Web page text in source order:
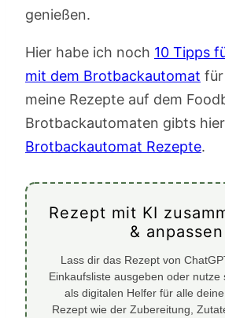
genießen.
Hier habe ich noch 10 Tipps
mit dem Brotbackautomat für
meine Rezepte auf dem
Brotbackautomaten gibts
Brotbackautomat Rezepte.
Rezept mit KI
& anpassen
Lass dir das Rezept von
Einkaufsliste ausgeben oder nutze
als digitalen Helfer für alle
Rezept wie der Zubereitung,